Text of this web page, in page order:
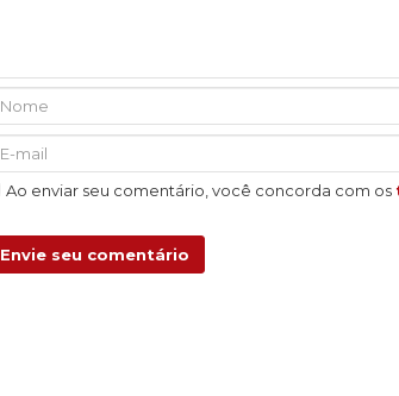
Ao enviar seu comentário, você concorda com os
Envie seu comentário